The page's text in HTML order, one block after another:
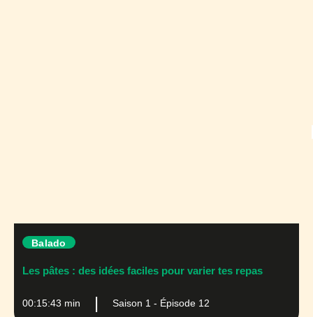
Balado
Les pâtes : des idées faciles pour varier tes repas
00:15:43 min Saison 1 - Épisode 12